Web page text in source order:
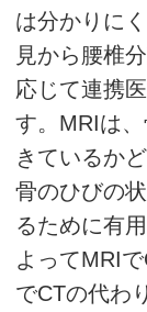
は分かりに
見から腰椎
応じて連携
す。MRIは
きているか
骨のひびの
るために有
よってMRI
でCTの代わ